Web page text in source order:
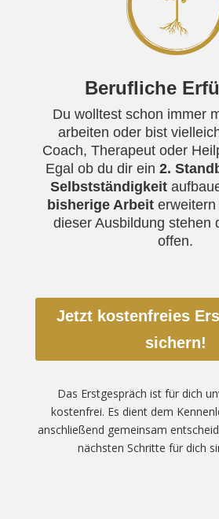
Berufliche
Du wolltest schon immer
arbeiten oder bist
Coach, Therapeut oder
Egal ob du dir ein 2.
Selbstständigkeit
bisherige Arbeit
dieser Ausbildung stehen
offen.
Jetzt kostenfreies
sichern!
Das Erstgespräch ist für dich
kostenfrei. Es dient dem
anschließend gemeinsam
nächsten Schritte für dich